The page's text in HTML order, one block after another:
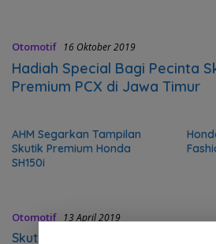
Otomotif 16 Oktober 2019
Hadiah Special Bagi Pecinta
Premium PCX di Jawa Timur
AHM Segarkan Tampilan
Skutik Premium Honda
SH150i
Otomotif 13 April 2019
Skutik Populer Honda Vario Tampil